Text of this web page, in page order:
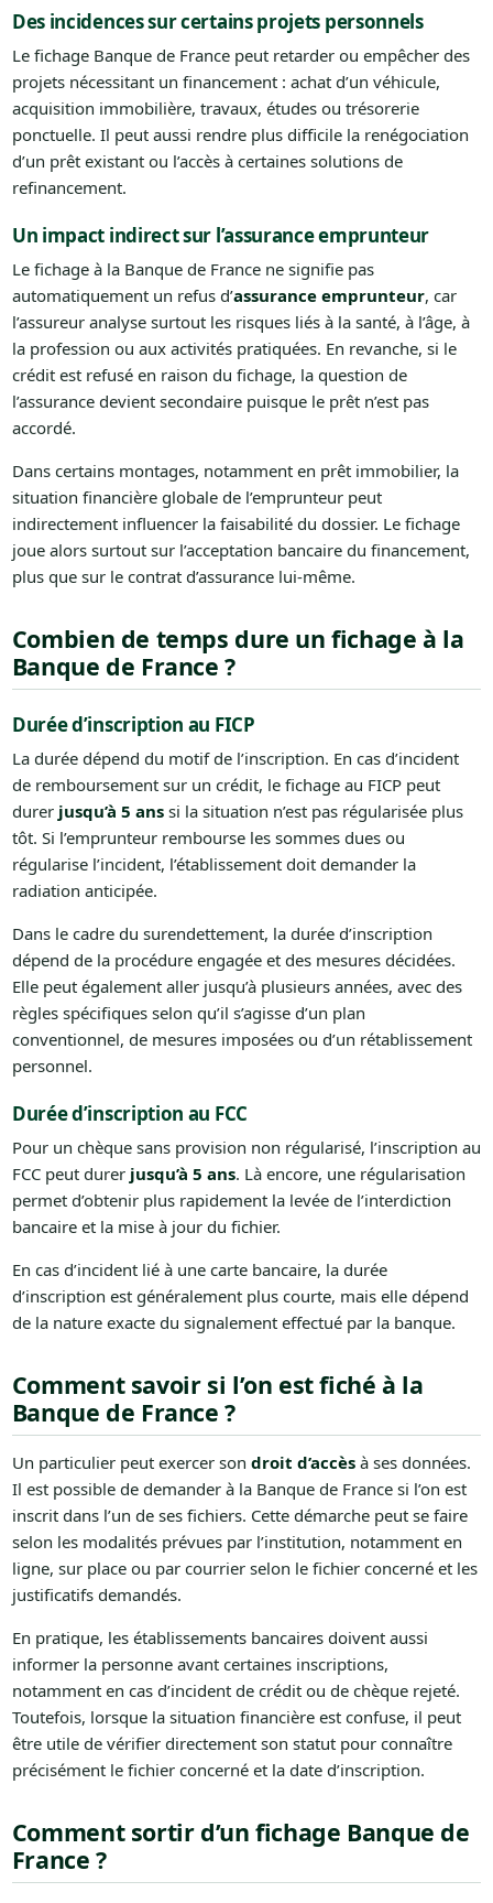
Des incidences sur certains projets personnels
Le fichage Banque de France peut retarder ou empêcher des
projets nécessitant un financement : achat d’un véhicule,
acquisition immobilière, travaux, études ou trésorerie
ponctuelle. Il peut aussi rendre plus difficile la renégociation
d’un prêt existant ou l’accès à certaines solutions de
refinancement.
Un impact indirect sur l’assurance emprunteur
Le fichage à la Banque de France ne signifie pas
automatiquement un refus d’assurance emprunteur, car
l’assureur analyse surtout les risques liés à la santé, à l’âge, à
la profession ou aux activités pratiquées. En revanche, si le
crédit est refusé en raison du fichage, la question de
l’assurance devient secondaire puisque le prêt n’est pas
accordé.
Dans certains montages, notamment en prêt immobilier, la
situation financière globale de l’emprunteur peut
indirectement influencer la faisabilité du dossier. Le fichage
joue alors surtout sur l’acceptation bancaire du financement,
plus que sur le contrat d’assurance lui-même.
Combien de temps dure un fichage à la
Banque de France ?
Durée d’inscription au FICP
La durée dépend du motif de l’inscription. En cas d’incident
de remboursement sur un crédit, le fichage au FICP peut
durer jusqu’à 5 anssi la situation n’est pas régularisée plus
tôt. Si l’emprunteur rembourse les sommes dues ou
régularise l’incident, l’établissement doit demander la
radiation anticipée.
Dans le cadre du surendettement, la durée d’inscription
dépend de la procédure engagée et des mesures décidées.
Elle peut également aller jusqu’à plusieurs années, avec des
règles spécifiques selon qu’il s’agisse d’un plan
conventionnel, de mesures imposées ou d’un rétablissement
personnel.
Durée d’inscription au FCC
Pour un chèque sans provision non régularisé, l’inscription au
FCC peut durer jusqu’à 5 ans. Là encore, une régularisation
permet d’obtenir plus rapidement la levée de l’interdiction
bancaire et la mise à jour du fichier.
En cas d’incident lié à une carte bancaire, la durée
d’inscription est généralement plus courte, mais elle dépend
de la nature exacte du signalement effectué par la banque.
Comment savoir si l’on est fiché à la
Banque de France ?
Un particulier peut exercer son droit d’accèsà ses données.
Il est possible de demander à la Banque de France si l’on est
inscrit dans l’un de ses fichiers. Cette démarche peut se faire
selon les modalités prévues par l’institution, notamment en
ligne, sur place ou par courrier selon le fichier concerné et les
justificatifs demandés.
En pratique, les établissements bancaires doivent aussi
informer la personne avant certaines inscriptions,
notamment en cas d’incident de crédit ou de chèque rejeté.
Toutefois, lorsque la situation financière est confuse, il peut
être utile de vérifier directement son statut pour connaître
précisément le fichier concerné et la date d’inscription.
Comment sortir d’un fichage Banque de
France ?